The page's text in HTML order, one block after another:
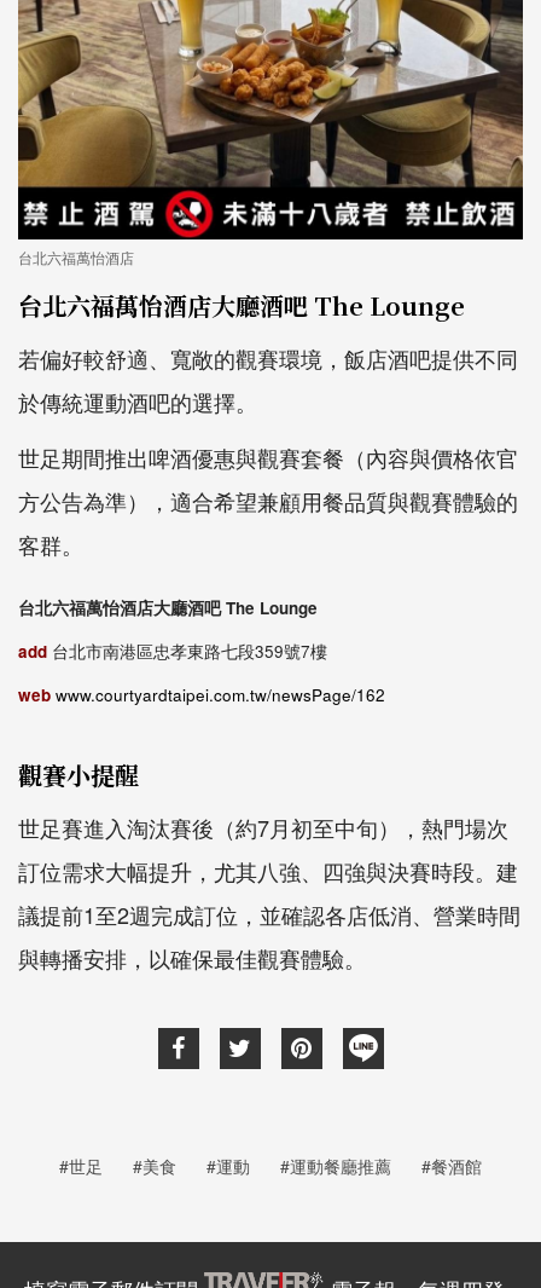
台北六福萬怡酒店
台北六福萬怡酒店大廳酒吧 The Lounge
若偏好較舒適、寬敞的觀賽環境，飯店酒吧提供不同
於傳統運動酒吧的選擇。
世足期間推出啤酒優惠與觀賽套餐（內容與價格依官
方公告為準），適合希望兼顧用餐品質與觀賽體驗的
客群。
台北六福萬怡酒店大廳酒吧 The Lounge
add 台北市南港區忠孝東路七段359號7樓
web www.courtyardtaipei.com.tw/newsPage/162
觀賽小提醒
世足賽進入淘汰賽後（約7月初至中旬），熱門場次
訂位需求大幅提升，尤其八強、四強與決賽時段。建
議提前1至2週完成訂位，並確認各店低消、營業時間
與轉播安排，以確保最佳觀賽體驗。
#世足 #美食 #運動 #運動餐廳推薦 #餐酒館